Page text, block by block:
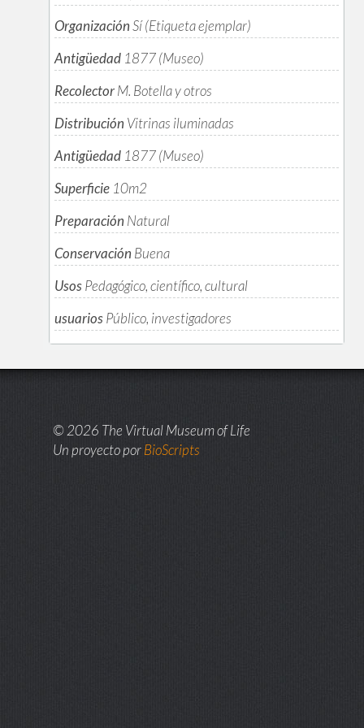
OrganizaciónSí (Etiqueta ejemplar)
Antigüedad 1877 (Museo)
RecolectorM. Botella y otros
Distribución Vitrinas iluminadas
Antigüedad 1877 (Museo)
Superficie 10m2
Preparación Natural
Conservación Buena
UsosPedagógico, científico, cultural
usuariosPúblico, investigadores
© 2026 The Virtual Museum of Life
Un proyecto porBioScripts